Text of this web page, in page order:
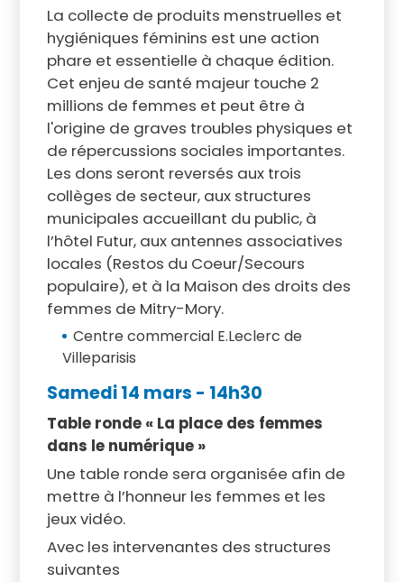
La collecte de produits menstruelles et
hygiéniques féminins est une action
phare et essentielle à chaque édition.
Cet enjeu de santé majeur touche 2
millions de femmes et peut être à
l'origine de graves troubles physiques et
de répercussions sociales importantes.
Les dons seront reversés aux trois
collèges de secteur, aux structures
municipales accueillant du public, à
l’hôtel Futur, aux antennes associatives
locales (Restos du Coeur/Secours
populaire), et à la Maison des droits des
femmes de Mitry-Mory.
Centre commercial E.Leclerc de
Villeparisis
Samedi 14 mars - 14h30
Table ronde « La place des femmes
dans le numérique »
Une table ronde sera organisée afin de
mettre à l’honneur les femmes et les
jeux vidéo.
Avec les intervenantes des structures
suivantes